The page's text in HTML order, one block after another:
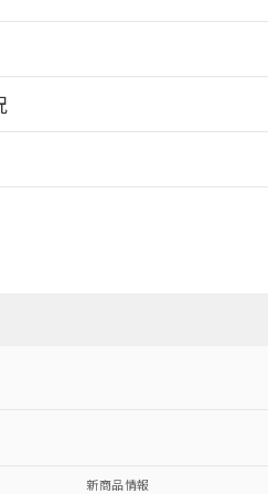
新商品情報